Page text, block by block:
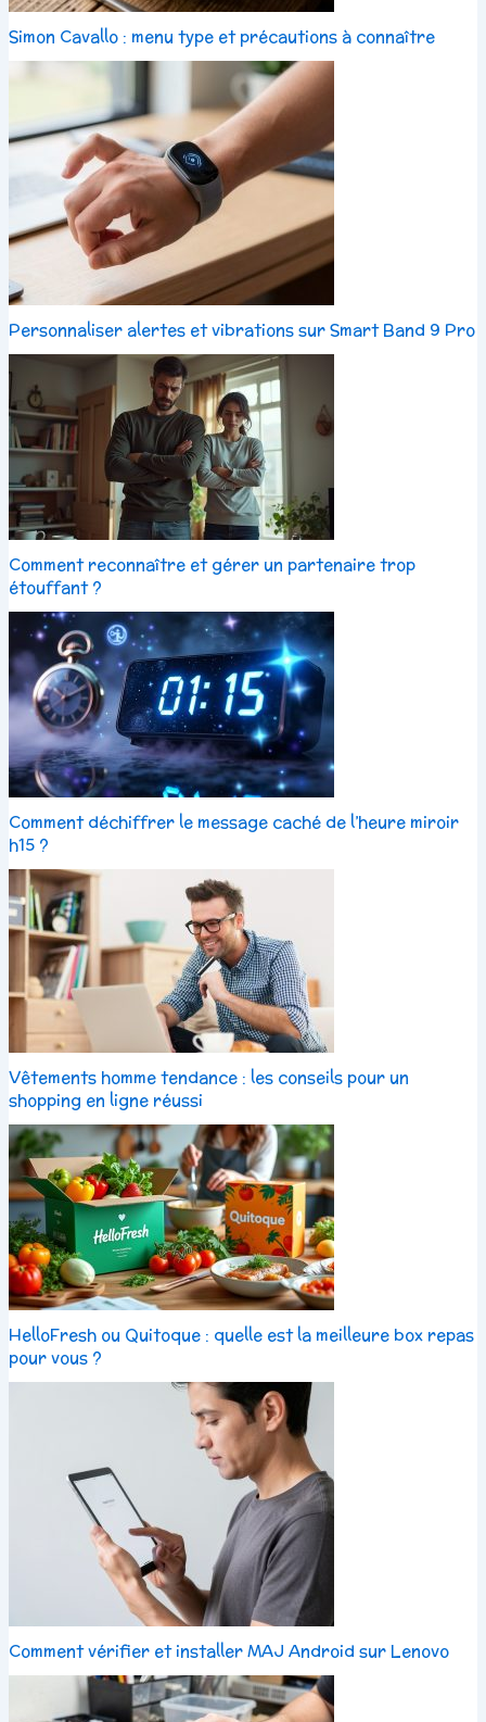
Simon Cavallo : menu type et précautions à connaître
Personnaliser alertes et vibrations sur Smart Band 9 Pro
Comment reconnaître et gérer un partenaire trop
étouffant ?
Comment déchiffrer le message caché de l’heure miroir
h15 ?
Vêtements homme tendance : les conseils pour un
shopping en ligne réussi
HelloFresh ou Quitoque : quelle est la meilleure box repas
pour vous ?
Comment vérifier et installer MAJ Android sur Lenovo